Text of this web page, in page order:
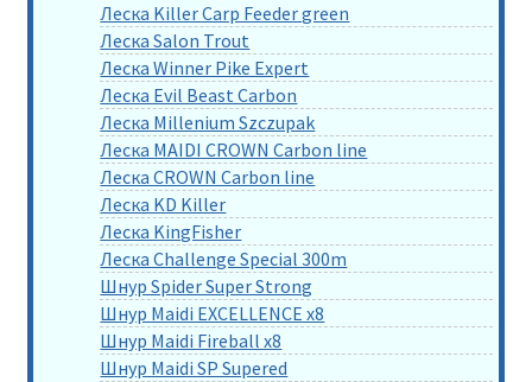
Леска Killer Carp Feeder green
Леска Salon Trout
Леска Winner Pike Expert
Леска Evil Beast Carbon
Леска Millenium Szczupak
Леска MAIDI CROWN Carbon line
Леска CROWN Carbon line
Леска KD Killer
Леска KingFisher
Леска Challenge Special 300m
Шнур Spider Super Strong
Шнур Maidi EXCELLENCE x8
Шнур Maidi Fireball x8
Шнур Maidi SP Supered